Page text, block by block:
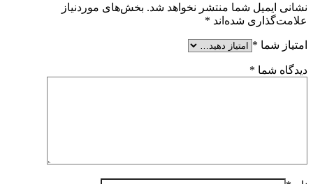
نشانی ایمیل شما منتشر نخواهد شد. بخش‌های موردنیاز
علامت‌گذاری شده‌اند *
امتیاز شما *
دیدگاه شما *